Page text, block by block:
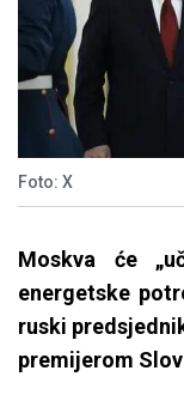
Foto: X
Moskva će
energetske
ruski
premijerom